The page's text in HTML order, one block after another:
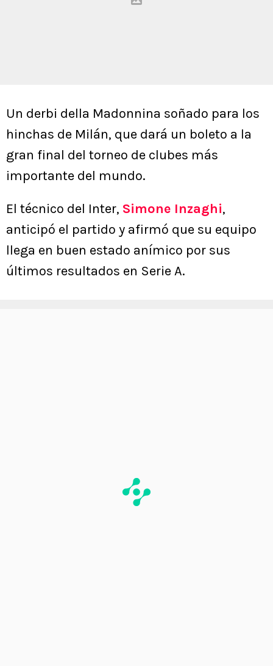
Un derbi della Madonnina soñado para los
hinchas de Milán, que dará un boleto a la
gran final del torneo de clubes más
importante del mundo.
El técnico del Inter, Simone Inzaghi,
anticipó el partido y afirmó que su equipo
llega en buen estado anímico por sus
últimos resultados en Serie A.